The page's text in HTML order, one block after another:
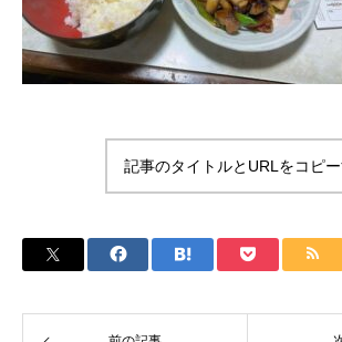
記事のタイトルとURLをコピ